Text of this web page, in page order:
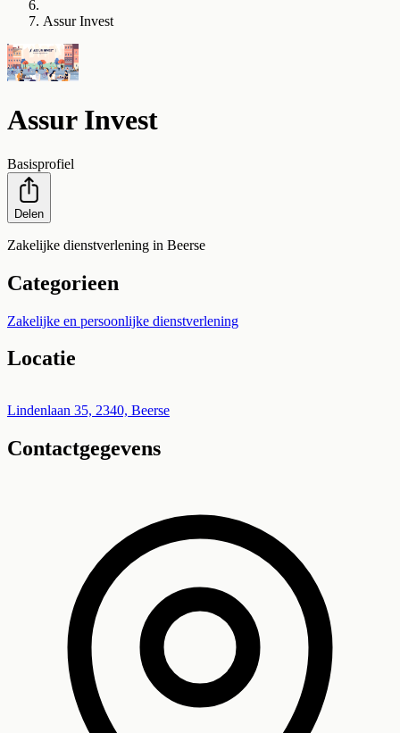
Assur Invest
Assur Invest
Basisprofiel
Delen
Zakelijke dienstverlening in Beerse
Categorieen
Zakelijke en persoonlijke dienstverlening
Locatie
+
−
Lindenlaan 35, 2340, Beerse
Contactgegevens